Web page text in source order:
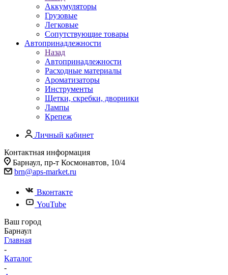
Аккумуляторы
Грузовые
Легковые
Сопутствующие товары
Автопринадлежности
Назад
Автопринадлежности
Расходные материалы
Ароматизаторы
Инструменты
Щетки, скребки, дворники
Лампы
Крепеж
Личный кабинет
Контактная информация
Барнаул, пр-т Космонавтов, 10/4
brn@aps-market.ru
Вконтакте
YouTube
Ваш город
Барнаул
Главная
-
Каталог
-